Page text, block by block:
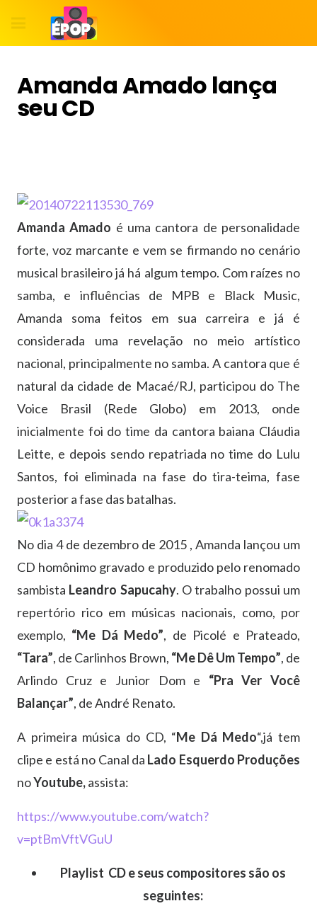
Amanda Amado lança
seu CD
Amanda Amado é uma cantora de personalidade
forte, voz marcante e vem se firmando no cenário
musical brasileiro já há algum tempo. Com raízes no
samba, e influências de MPB e Black Music,
Amanda soma feitos em sua carreira e já é
considerada uma revelação no meio artístico
nacional, principalmente no samba. A cantora que é
natural da cidade de Macaé/RJ, participou do The
Voice Brasil (Rede Globo) em 2013, onde
inicialmente foi do time da cantora baiana Cláudia
Leitte, e depois sendo repatriada no time do Lulu
Santos, foi eliminada na fase do tira-teima, fase
posterior a fase das batalhas.
No dia 4 de dezembro de 2015 , Amanda lançou um
CD homônimo gravado e produzido pelo renomado
sambista Leandro Sapucahy. O trabalho possui um
repertório rico em músicas nacionais, como, por
exemplo, “Me Dá Medo”, de Picolé e Prateado,
“Tara”, de Carlinhos Brown, “Me Dê Um Tempo”, de
Arlindo Cruz e Junior Dom e “Pra Ver Você
Balançar”, de André Renato.
A primeira música do CD, “Me Dá Medo“,já tem
clipe e está no Canal da Lado Esquerdo Produções
noYoutube,assista:
https://www.youtube.com/watch?
v=ptBmVftVGuU
Playlist CD e seus compositores são os
seguintes: